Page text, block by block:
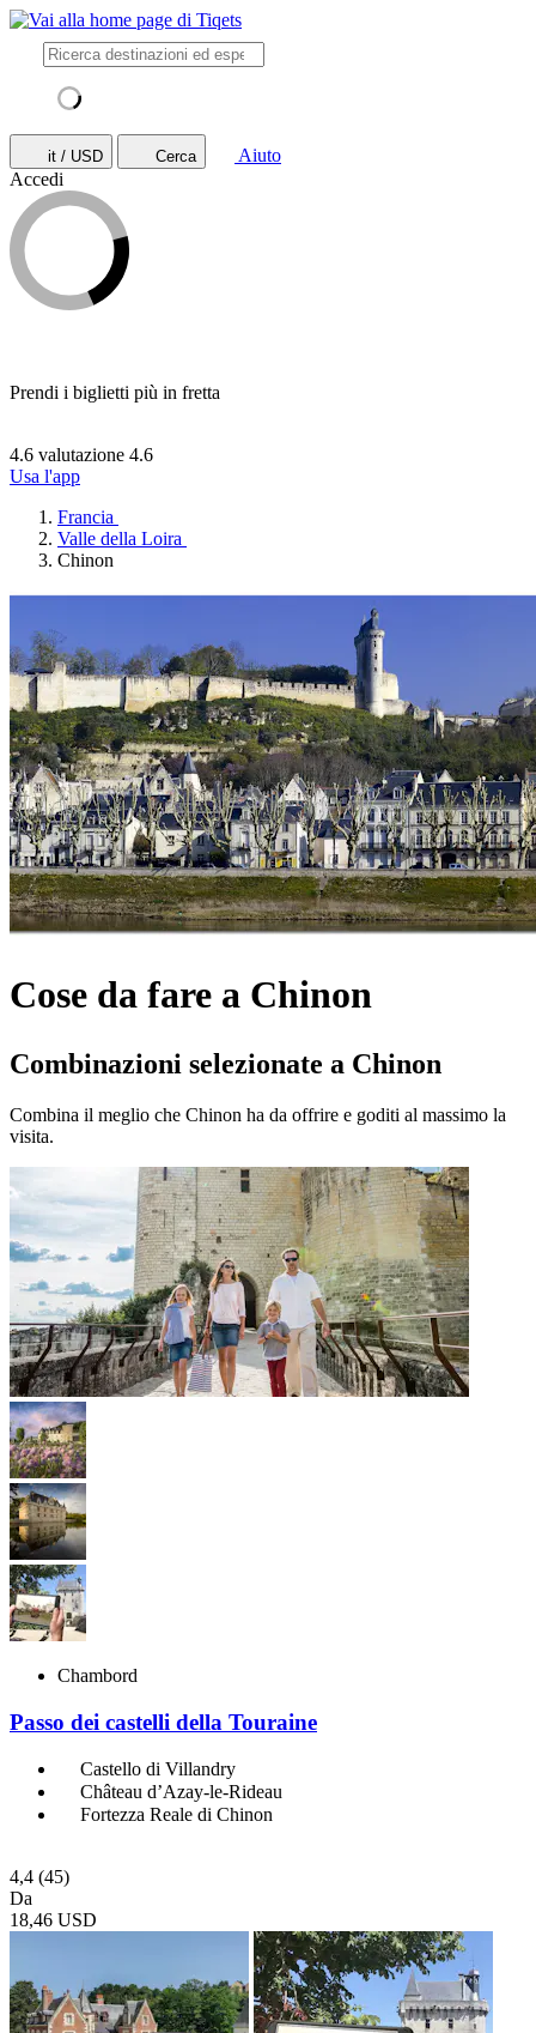
it / USD Cerca
Aiuto
Accedi
Prendi i biglietti più in fretta
4.6 valutazione 4.6
Usa l'app
Francia
Valle della Loira
Chinon
Cose da fare a Chinon
Combinazioni selezionate a Chinon
Combina il meglio che Chinon ha da offrire e goditi al massimo la
visita.
Chambord
Passo dei castelli della Touraine
Castello di Villandry
Château d’Azay-le-Rideau
Fortezza Reale di Chinon
4,4 (45)
Da
18,46 USD